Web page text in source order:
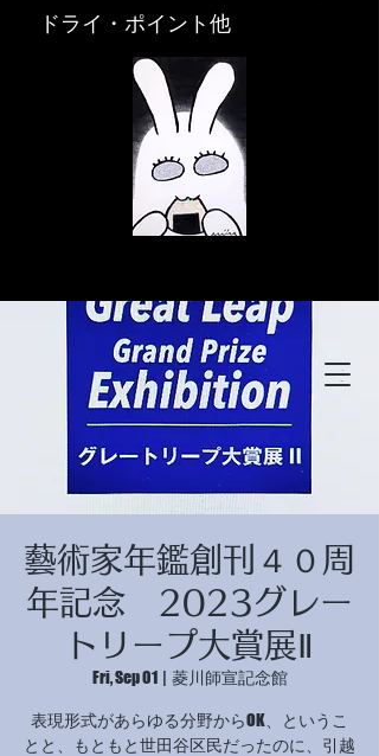
ドライ・ポイント他
© Copyright
© Copyright
藝術家年鑑創刊４０周
年記念 2023グレー
トリープ大賞展Ⅱ
Fri, Sep 01
  |
菱川師宣記念館
表現形式があらゆる分野からOK、というこ
とと、もともと世田谷区民だったのに、引越